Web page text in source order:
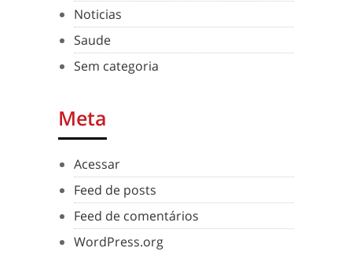
Noticias
Saude
Sem categoria
Meta
Acessar
Feed de posts
Feed de comentários
WordPress.org